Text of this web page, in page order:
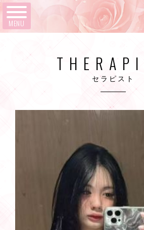
MENU
セラピスト